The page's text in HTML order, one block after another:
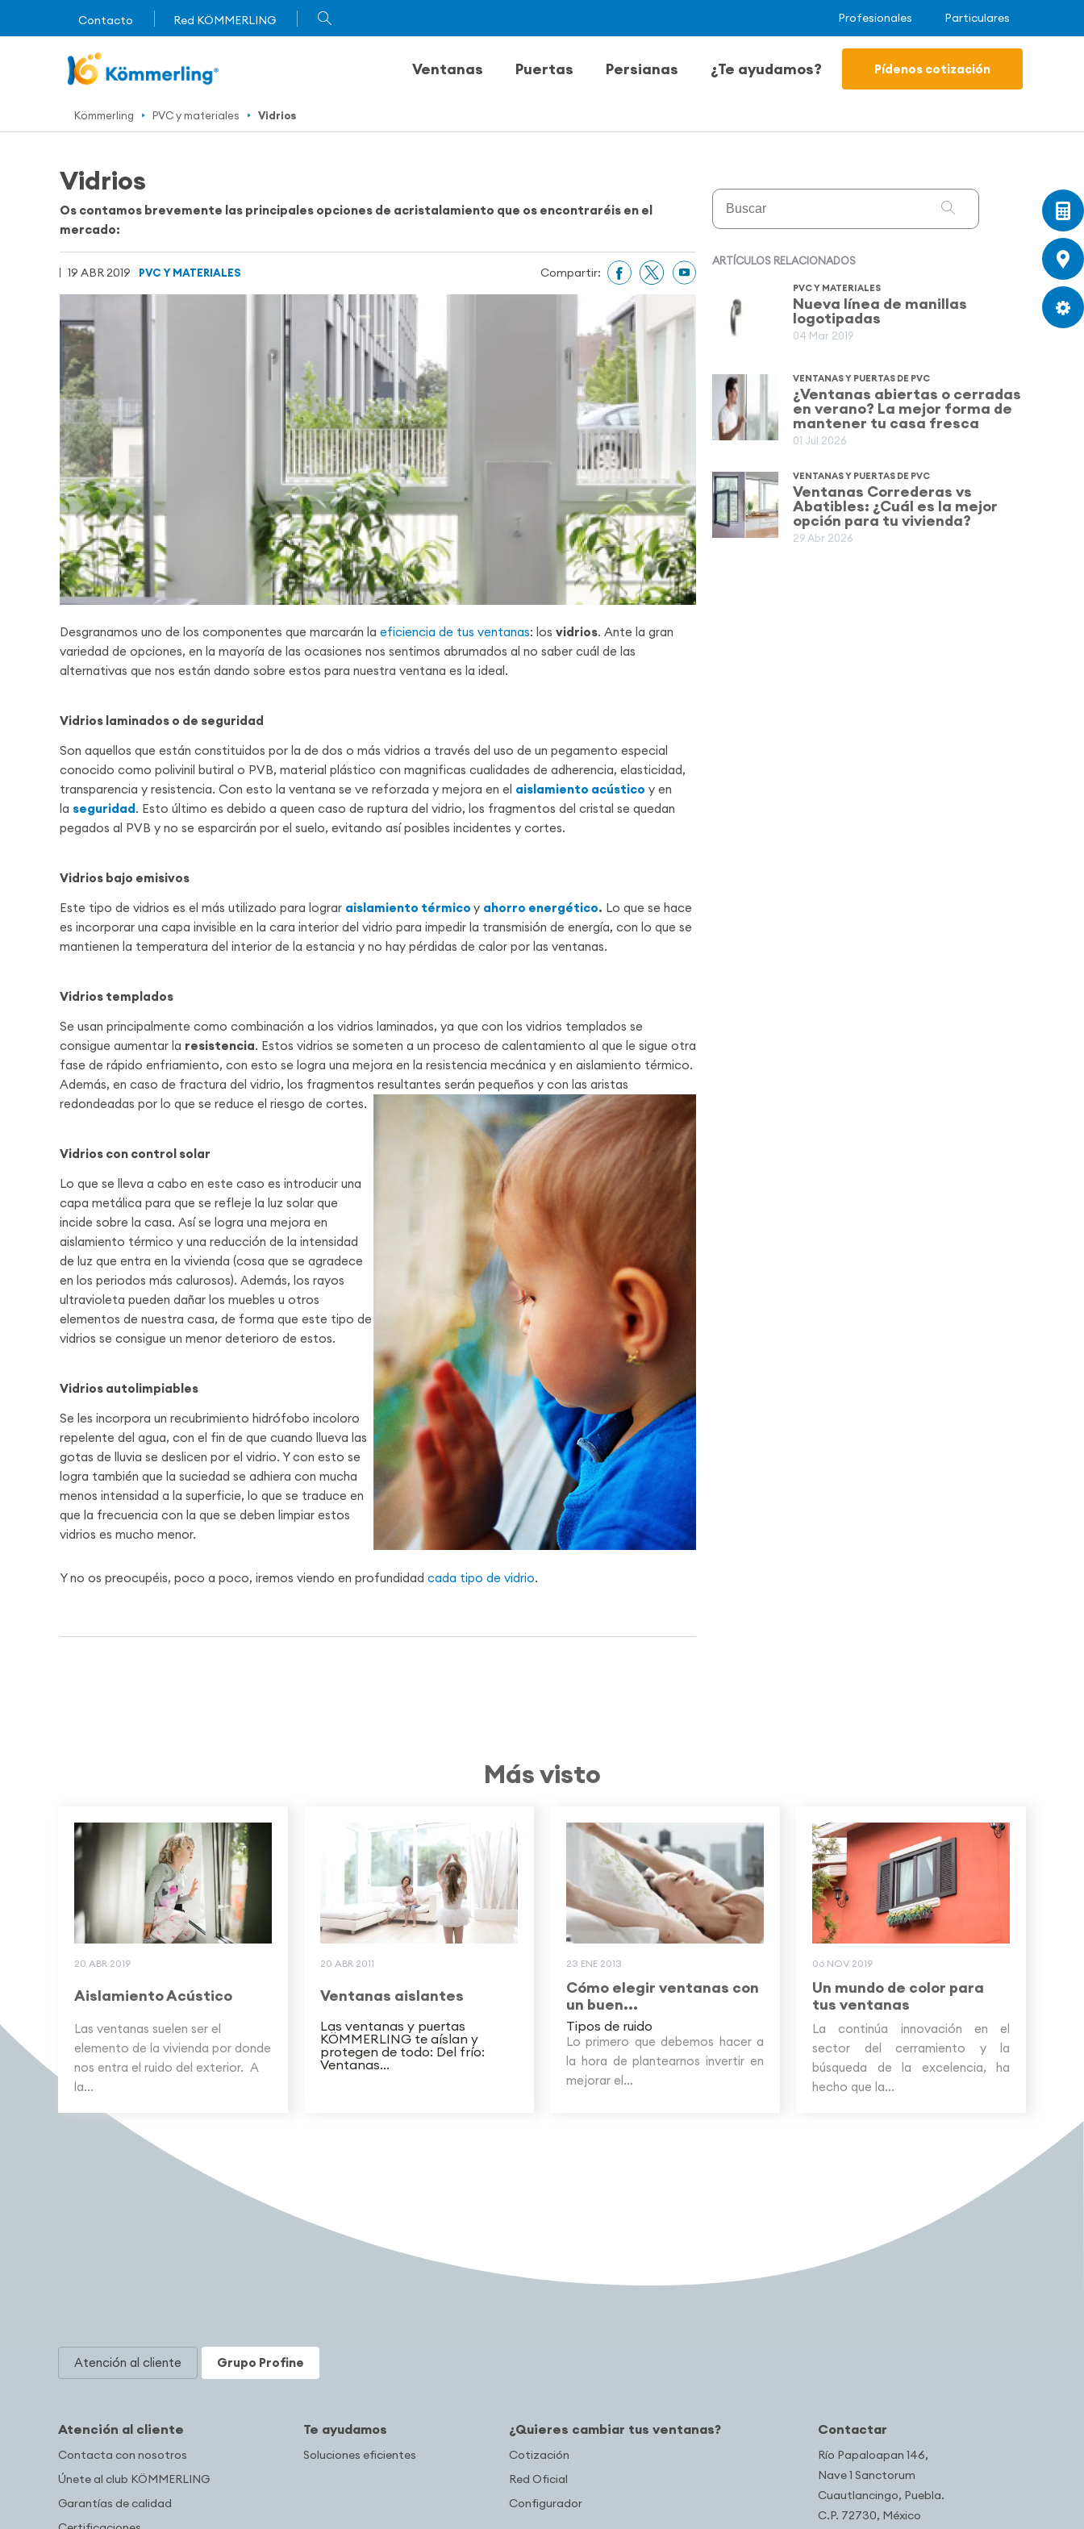
Contacto Red KÖMMERLING Profesionales Particulares
Ventanas Puertas Persianas ¿Te ayudamos? Pídenos cotización
Kömmerling PVC y materiales Vidrios
Vidrios
Os contamos brevemente las principales opciones de acristalamiento que os encontraréis en el
mercado:
19 ABR 2019 PVC Y MATERIALES Compartir:
Desgranamos uno de los componentes que marcarán la eficiencia de tus ventanas: los vidrios. Ante la gran
variedad de opciones, en la mayoría de las ocasiones nos sentimos abrumados al no saber cuál de las
alternativas que nos están dando sobre estos para nuestra ventana es la ideal.
Vidrios laminados o de seguridad
Son aquellos que están constituidos por la de dos o más vidrios a través del uso de un pegamento especial
conocido como polivinil butiral o PVB, material plástico con magnificas cualidades de adherencia, elasticidad,
transparencia y resistencia. Con esto la ventana se ve reforzada y mejora en el aislamiento acústico y en
la seguridad. Esto último es debido a queen caso de ruptura del vidrio, los fragmentos del cristal se quedan
pegados al PVB y no se esparcirán por el suelo, evitando así posibles incidentes y cortes.
Vidrios bajo emisivos
Este tipo de vidrios es el más utilizado para lograr aislamiento térmico y ahorro energético. Lo que se hace
es incorporar una capa invisible en la cara interior del vidrio para impedir la transmisión de energía, con lo que se
mantienen la temperatura del interior de la estancia y no hay pérdidas de calor por las ventanas.
Vidrios templados
Se usan principalmente como combinación a los vidrios laminados, ya que con los vidrios templados se
consigue aumentar la resistencia. Estos vidrios se someten a un proceso de calentamiento al que le sigue otra
fase de rápido enfriamiento, con esto se logra una mejora en la resistencia mecánica y en aislamiento térmico.
Además, en caso de fractura del vidrio, los fragmentos resultantes serán pequeños y con las aristas
redondeadas por lo que se reduce el riesgo de cortes.
Vidrios con control solar
Lo que se lleva a cabo en este caso es introducir una
capa metálica para que se refleje la luz solar que
incide sobre la casa. Así se logra una mejora en
aislamiento térmico y una reducción de la intensidad
de luz que entra en la vivienda (cosa que se agradece
en los periodos más calurosos). Además, los rayos
ultravioleta pueden dañar los muebles u otros
elementos de nuestra casa, de forma que este tipo de
vidrios se consigue un menor deterioro de estos.
Vidrios autolimpiables
Se les incorpora un recubrimiento hidrófobo incoloro
repelente del agua, con el fin de que cuando llueva las
gotas de lluvia se deslicen por el vidrio. Y con esto se
logra también que la suciedad se adhiera con mucha
menos intensidad a la superficie, lo que se traduce en
que la frecuencia con la que se deben limpiar estos
vidrios es mucho menor.
Y no os preocupéis, poco a poco, iremos viendo en profundidad cada tipo de vidrio.
ARTÍCULOS RELACIONADOS
PVC Y MATERIALES
Nueva línea de manillas
logotipadas
04 Mar 2019
VENTANAS Y PUERTAS DE PVC
¿Ventanas abiertas o cerradas
en verano? La mejor forma de
mantener tu casa fresca
01 Jul 2026
VENTANAS Y PUERTAS DE PVC
Ventanas Correderas vs
Abatibles: ¿Cuál es la mejor
opción para tu vivienda?
29 Abr 2026
Más visto
20 ABR 2019
Aislamiento Acústico
Las ventanas suelen ser el
elemento de la vivienda por donde
nos entra el ruido del exterior. A
la...
20 ABR 2011
Ventanas aislantes
Las ventanas y puertas
KÖMMERLING te aíslan y
protegen de todo: Del frío:
Ventanas...
23 ENE 2013
Cómo elegir ventanas con
un buen...
Tipos de ruido
Lo primero que debemos hacer a
la hora de plantearnos invertir en
mejorar el...
06 NOV 2019
Un mundo de color para
tus ventanas
La continúa innovación en el
sector del cerramiento y la
búsqueda de la excelencia, ha
hecho que la...
Atención al cliente
Atención al cliente
Contacta con nosotros
Únete al club KÖMMERLING
Garantías de calidad
Te ayudamos
Soluciones eficientes
¿Quieres cambiar tus ventanas?
Cotización
Red Oficial
Configurador
Contactar
Río Papaloapan 146,
Nave 1 Sanctorum
Cuautlancingo, Puebla.
C.P. 72730, México
Grupo Profine